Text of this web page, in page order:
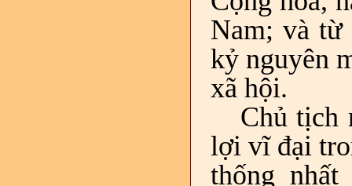
Nam; và từ
kỷ nguyên
xã hội.
Chủ tịch
lợi vĩ đại
thống